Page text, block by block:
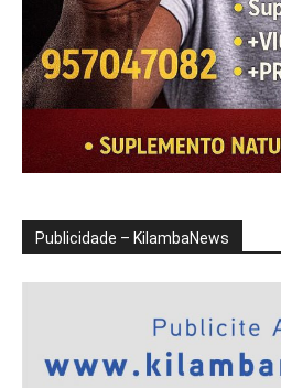
Publicidade – KilambaNews